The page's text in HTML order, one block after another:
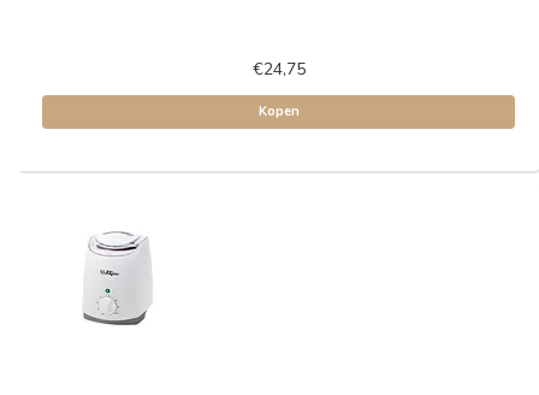
€24,75
Kopen